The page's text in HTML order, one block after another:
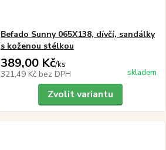
Befado Sunny 065X138, dívčí, sandálky
s koženou stélkou
389,00 Kč/ks
321,49 Kč bez DPH skladem
Zvolit variantu